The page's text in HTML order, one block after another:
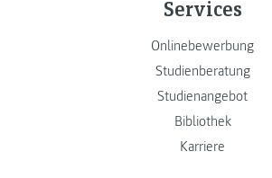
Services
Onlinebewerbung
Studienberatung
Studienangebot
Bibliothek
Karriere